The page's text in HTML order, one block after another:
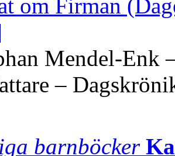
om Firman
Mendel-Enk
–
barnböcker